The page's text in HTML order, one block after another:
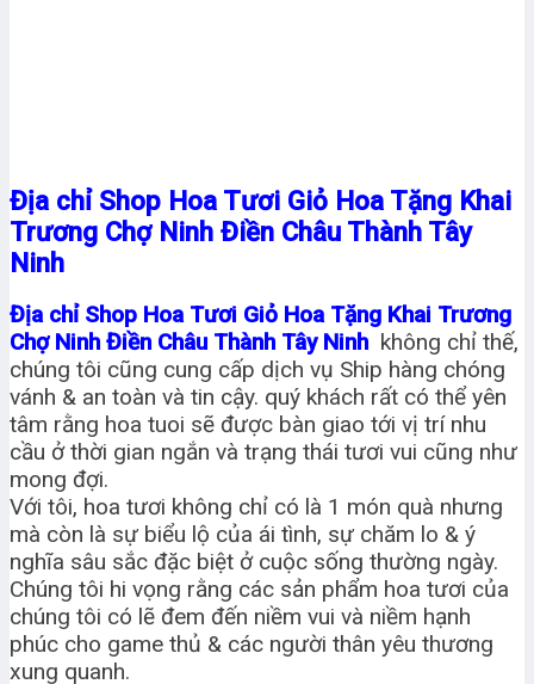
Địa chỉ Shop Hoa Tươi Giỏ Hoa Tặng Khai
Trương Chợ Ninh Điền Châu Thành Tây
Ninh
Địa chỉ Shop Hoa Tươi Giỏ Hoa Tặng Khai Trương
Chợ Ninh Điền Châu Thành Tây Ninh không chỉ thế,
chúng tôi cũng cung cấp dịch vụ Ship hàng chóng
vánh & an toàn và tin cậy. quý khách rất có thể yên
tâm rằng hoa tuoi sẽ được bàn giao tới vị trí nhu
cầu ở thời gian ngắn và trạng thái tươi vui cũng như
mong đợi.
Với tôi, hoa tươi không chỉ có là 1 món quà nhưng
mà còn là sự biểu lộ của ái tình, sự chăm lo & ý
nghĩa sâu sắc đặc biệt ở cuộc sống thường ngày.
Chúng tôi hi vọng rằng các sản phẩm hoa tươi của
chúng tôi có lẽ đem đến niềm vui và niềm hạnh
phúc cho game thủ & các người thân yêu thương
xung quanh.